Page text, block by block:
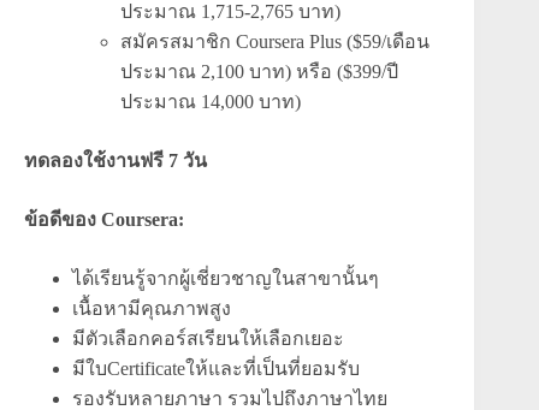
ประมาณ 1,715-2,765 บาท)
สมัครสมาชิก Coursera Plus ($59/เดือน
ประมาณ 2,100 บาท) หรือ ($399/ปี
ประมาณ 14,000 บาท)
ทดลองใช้งานฟรี 7 วัน
ข้อดีของ Coursera:
ได้เรียนรู้จากผู้เชี่ยวชาญในสาขานั้นๆ
เนื้อหามีคุณภาพสูง
มีตัวเลือกคอร์สเรียนให้เลือกเยอะ
มีใบCertificateให้และที่เป็นที่ยอมรับ
รองรับหลายภาษา รวมไปถึงภาษาไทย